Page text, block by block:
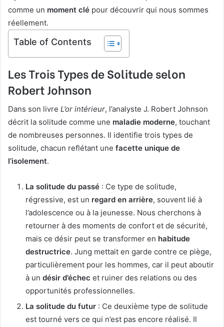
comme un moment clé pour découvrir qui nous sommes
réellement.
Table of Contents
Les Trois Types de Solitude selon
Robert Johnson
Dans son livre L’or intérieur, l’analyste J. Robert Johnson
décrit la solitude comme une maladie moderne, touchant
de nombreuses personnes. Il identifie trois types de
solitude, chacun reflétant une facette unique de
l’isolement.
La solitude du passé : Ce type de solitude,
régressive, est un regard en arrière, souvent lié à
l’adolescence ou à la jeunesse. Nous cherchons à
retourner à des moments de confort et de sécurité,
mais ce désir peut se transformer en habitude
destructrice. Jung mettait en garde contre ce piège,
particulièrement pour les hommes, car il peut aboutir
à un désir d’échec et ruiner des relations ou des
opportunités professionnelles.
La solitude du futur : Ce deuxième type de solitude
est tourné vers ce qui n’est pas encore réalisé. Il